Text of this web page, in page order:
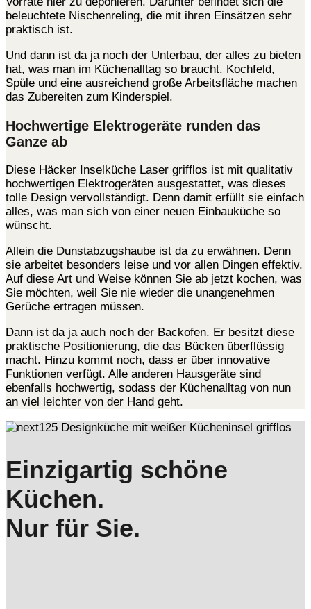
beleuchtete Nischenreling, die mit ihren Einsätzen sehr
praktisch ist.
Und dann ist da ja noch der Unterbau, der alles zu bieten
hat, was man im Küchenalltag so braucht. Kochfeld,
Spüle und eine ausreichend große Arbeitsfläche machen
das Zubereiten zum Kinderspiel.
Hochwertige Elektrogeräte runden das
Ganze ab
Diese Häcker Inselküche Laser grifflos ist mit qualitativ
hochwertigen Elektrogeräten ausgestattet, was dieses
tolle Design vervollständigt. Denn damit erfüllt sie einfach
alles, was man sich von einer neuen Einbauküche so
wünscht.
Allein die Dunstabzugshaube ist da zu erwähnen. Denn
sie arbeitet besonders leise und vor allen Dingen effektiv.
Auf diese Art und Weise können Sie ab jetzt kochen, was
Sie möchten, weil Sie nie wieder die unangenehmen
Gerüche ertragen müssen.
Dann ist da ja auch noch der Backofen. Er besitzt diese
praktische Positionierung, die das Bücken überflüssig
macht. Hinzu kommt noch, dass er über innovative
Funktionen verfügt. Alle anderen Hausgeräte sind
ebenfalls hochwertig, sodass der Küchenalltag von nun
an viel leichter von der Hand geht.
Einzigartig schöne
Küchen.
Nur für Sie.